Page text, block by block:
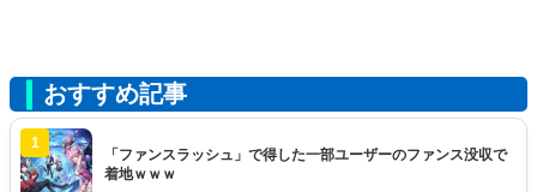
おすすめ記事
1
「ファンスラッシュ」で得した一部ユーザーのファンス没収で
着地ｗｗｗ